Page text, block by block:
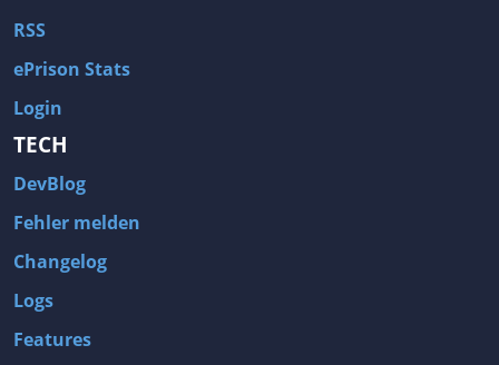
RSS
ePrison Stats
Login
TECH
DevBlog
Fehler melden
Changelog
Logs
Features